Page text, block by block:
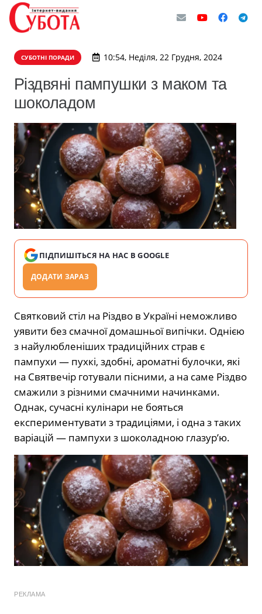
СУБОТНІ ПОРАДИ 10:54, Неділя, 22 Грудня, 2024
Різдвяні пампушки з маком та
шоколадом
ПІДПИШІТЬСЯ НА НАС В GOOGLE
ДОДАТИ ЗАРАЗ
Святковий стіл на Різдво в Україні неможливо
уявити без смачної домашньої випічки. Однією
з найулюбленіших традиційних страв є
пампухи — пухкі, здобні, ароматні булочки, які
на Святвечір готували пісними, а на саме Різдво
смажили з різними смачними начинками.
Однак, сучасні кулінари не бояться
експериментувати з традиціями, і одна з таких
варіацій — пампухи з шоколадною глазур’ю.
РЕКЛАМА